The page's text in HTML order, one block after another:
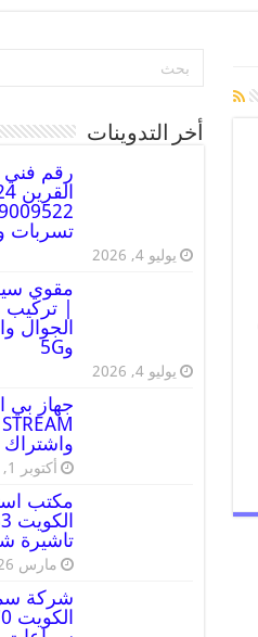
أخر التدوينات
رقم
تسربات
يوليو 4, 2026
مقوي
|
و5G
يوليو 4, 2026
أكتوبر 1, 2025
مكتب
تاشيرة
مارس 26, 2025
شركة